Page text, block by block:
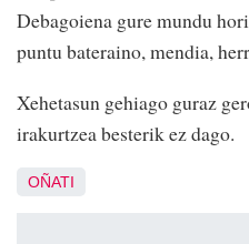
Debagoiena gure mundu
puntu bateraino, mendia,
Xehetasun gehiago guraz
irakurtzea besterik ez dago.
OÑATI